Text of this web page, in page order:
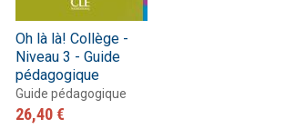
Oh là là! Collège -
Niveau 3 - Guide
pédagogique
Guide pédagogique
26,40 €